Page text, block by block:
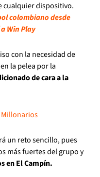
cualquier dispositivo.
colombiano desde
Win Play
con la necesidad de
la pelea por la
de cara a la
Millonarios
un reto sencillo, pues
más fuertes del grupo y
en El Campín.